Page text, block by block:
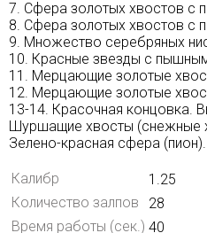
7. Сфера золотых хвостов с
8. Сфера золотых хвостов с
9. Множество серебряных
10. Красные звезды с
11. Мерцающие золотые
12. Мерцающие золотые
13-14. Красочная концовка.
Шуршащие хвосты (снежные
Зелено-красная сфера (пион).
Калибр
1.25
Количество залпов
28
Время работы (сек.) 40